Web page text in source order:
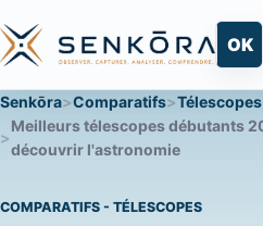
OK
Senkōra Comparatifs Télescopes
Meilleurs télescopes débutants
découvrir l'astronomie
COMPARATIFS - TÉLESCOPES